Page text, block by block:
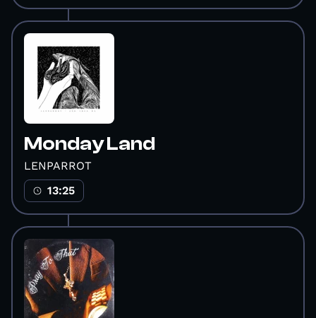
Monday Land
LENPARROT
13:25